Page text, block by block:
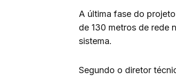
A última fase do
de 130 metros de rede
sistema.
Segundo o diretor